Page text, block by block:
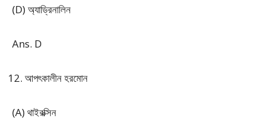
(D) অ্যাড্রিনালিন
Ans. D
আপৎকালীন হরমোন
(A) থাইরক্সিন